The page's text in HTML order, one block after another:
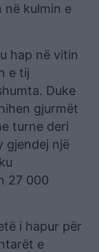
në kulmin e
hap në vitin
e tij
Duke
gjurmët
turne deri
gjendej një
27 000
i hapur për
e